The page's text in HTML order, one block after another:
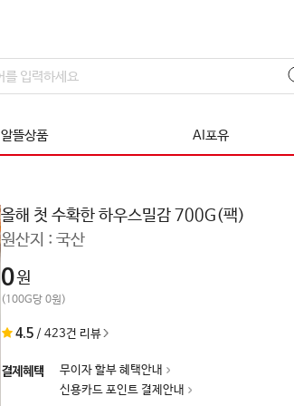
알뜰상품 AI포유
올해 첫 수확한 하우스밀감 700G(팩)
원산지 : 국산
0원
(100G당 0원)
4.5 / 423건 리뷰
결제혜택
무이자 할부 혜택안내
신용카드 포인트 결제안내